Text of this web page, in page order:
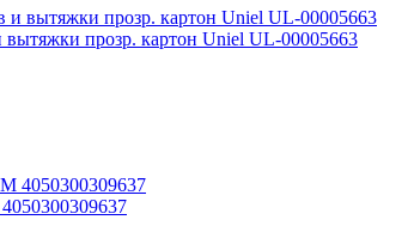
прозр. картон Uniel UL-00005663